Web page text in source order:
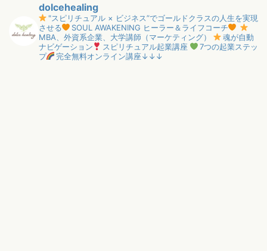
dolcehealing
"スピリチュアル × ビジネス”でゴールドクラスの人生を実現
させる
SOUL AWAKENING ヒーラー＆ライフコーチ
MBA、外資系企業、大学講師（マーケティング）
魂が自動
ナビゲーション
スピリチュアル起業講座
7つの起業ステッ
プ
完全無料オンライン講座↓↓↓